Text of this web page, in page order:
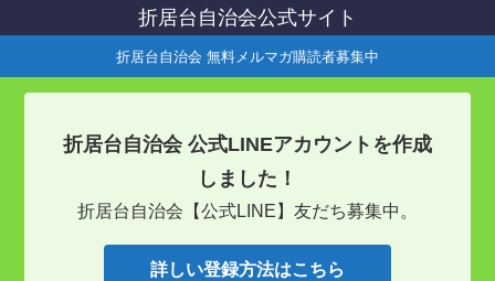
折居台自治会公式サイト
折居台自治会 無料メルマガ購読者募集中
折居台自治会 公式LINEアカウントを作成
しました！
折居台自治会【公式LINE】友だち募集中。
詳しい登録方法はこちら